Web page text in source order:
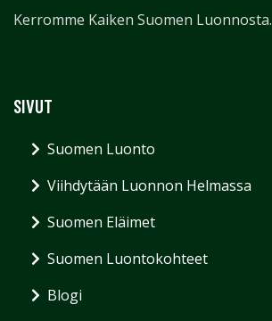
Kerromme Kaiken Suomen Luonnosta.
SIVUT
Suomen Luonto
Viihdytään Luonnon Helmassa
Suomen Eläimet
Suomen Luontokohteet
Blogi